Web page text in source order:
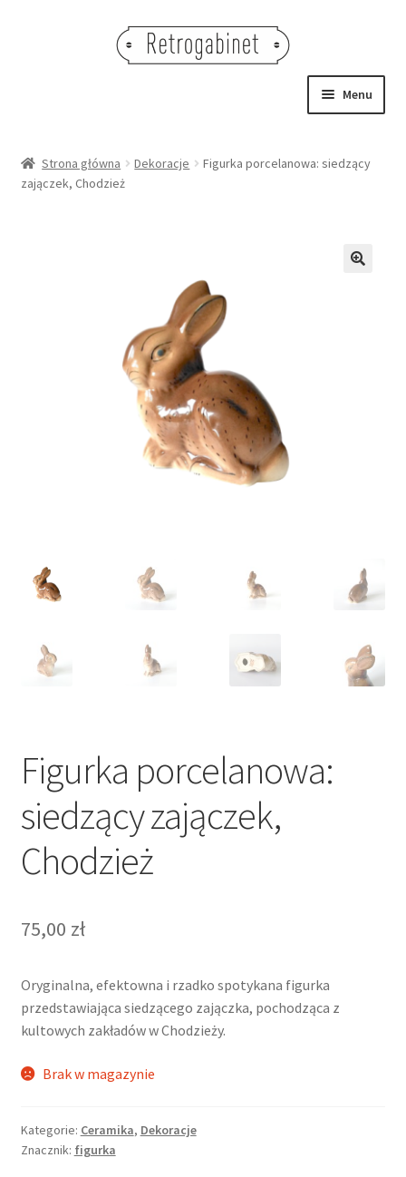
Menu
OBRAZY
Strona główna Dekoracje
Figurka porcelanowa: siedzący
zajączek, Chodzież
Figurka porcelanowa:
siedzący zajączek,
Chodzież
75,00 zł
Oryginalna, efektowna i rzadko spotykana figurka
przedstawiająca siedzącego zajączka, pochodząca z
kultowych zakładów w Chodzieży.
Brak w magazynie
Kategorie: Ceramika, Dekoracje
Znacznik: figurka